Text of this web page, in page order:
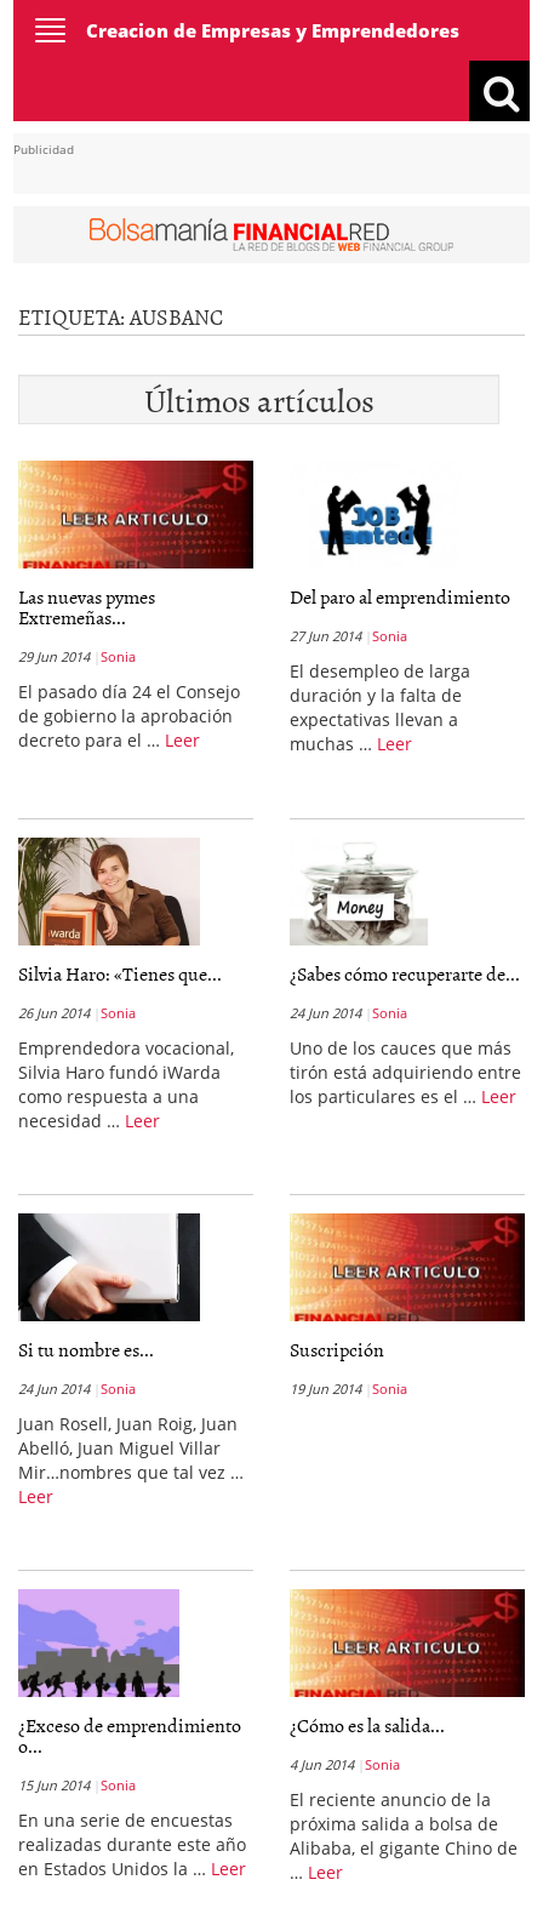
ToggleCreacion de Empresas y Emprendedores
Publicidad
ETIQUETA:AUSBANC
Últimos artículos
Las nuevas pymes
Extremeñas...
29 Jun 2014 Sonia
El pasado día 24 el Consejo
de gobierno la aprobación
decreto para el … Leer
Del paro al emprendimiento
27 Jun 2014 Sonia
El desempleo de larga
duración y la falta de
expectativas llevan a
muchas … Leer
Silvia Haro: «Tienes que...
26 Jun 2014 Sonia
Emprendedora vocacional,
Silvia Haro fundó iWarda
como respuesta a una
necesidad … Leer
¿Sabes cómo recuperarte de...
24 Jun 2014 Sonia
Uno de los cauces que más
tirón está adquiriendo entre
los particulares es el … Leer
Si tu nombre es...
24 Jun 2014 Sonia
Juan Rosell, Juan Roig, Juan
Abelló, Juan Miguel Villar
Mir…nombres que tal vez …
Leer
Suscripción
19 Jun 2014 Sonia
¿Exceso de emprendimiento
o...
15 Jun 2014 Sonia
En una serie de encuestas
realizadas durante este año
en Estados Unidos la … Leer
¿Cómo es la salida...
4 Jun 2014 Sonia
El reciente anuncio de la
próxima salida a bolsa de
Alibaba, el gigante Chino de
… Leer